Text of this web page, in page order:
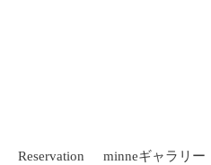
Reservation minneギャラリー